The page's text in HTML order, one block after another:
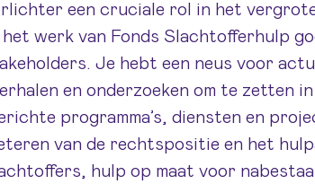
een cruciale rol in het
werk van Fonds Slachtofferhulp
Je hebt een neus voor
en onderzoeken om te zetten in
programma’s, diensten en
van de rechtspositie en het
hulp op maat voor